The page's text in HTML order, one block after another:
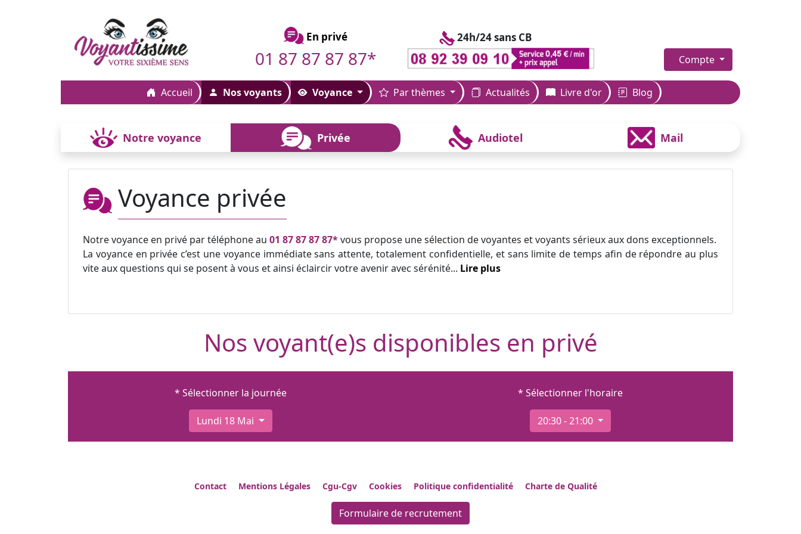
En privé
01 87 87 87 87*
24h/24 sans CB
Compte
Accueil Nos voyants Voyance Par thèmes Actualités Livre d'or Blog
Notre voyance Privée Audiotel Mail
Voyance privée
Notre voyance en privé par téléphone au 01 87 87 87 87*vous propose une sélection de voyantes et voyants sérieux aux dons exceptionnels.
La voyance en privée c’est une voyance immédiate sans attente, totalement confidentielle, et sans limite de temps afin de répondre au plus
vite aux questions qui se posent à vous et ainsi éclaircir votre avenir avec sérénité... Lire plus
Nos voyant(e)s disponibles en privé
* Sélectionner la journée
Lundi 18 Mai
* Sélectionner l'horaire
20:30 - 21:00
Contact Mentions Légales Cgu-Cgv Cookies Politique confidentialité Charte de Qualité
Formulaire de recrutement